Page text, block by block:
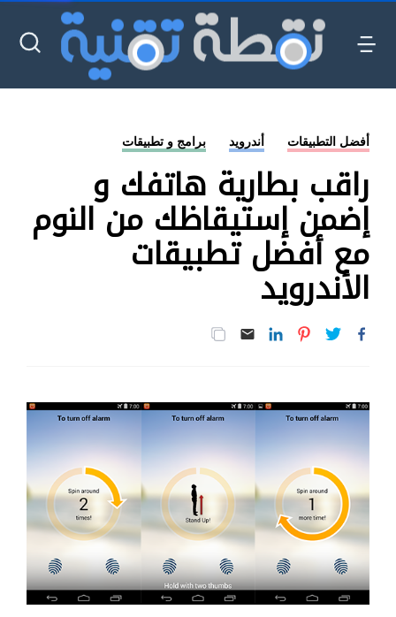
أفضل التطبيقات أندرويد برامج و تطبيقات
راقب بطارية هاتفك و
إضمن إستيقاظك من النوم
مع أفضل تطبيقات
الأندرويد